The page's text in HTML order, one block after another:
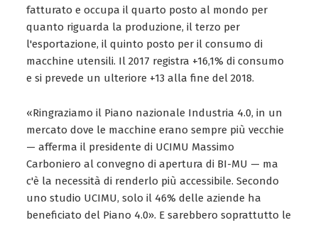
fatturato e occupa il quarto posto al mondo per
quanto riguarda la produzione, il terzo per
l'esportazione, il quinto posto per il consumo di
macchine utensili. Il 2017 registra +16,1% di consumo
e si prevede un ulteriore +13 alla fine del 2018.
«Ringraziamo il Piano nazionale Industria 4.0, in un
mercato dove le macchine erano sempre più vecchie
— afferma il presidente di UCIMU Massimo
Carboniero al convegno di apertura di BI-MU — ma
c'è la necessità di renderlo più accessibile. Secondo
uno studio UCIMU, solo il 46% delle aziende ha
beneficiato del Piano 4.0». E sarebbero soprattutto le